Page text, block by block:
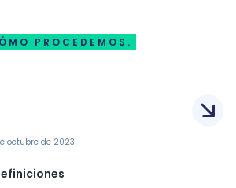
PROCEDEMOS.
octubre de 2023